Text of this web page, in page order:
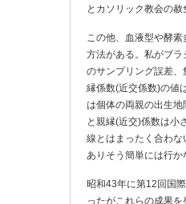
とカソリック教会の
この他、血液型や酵
方法がある。私がブ
のサンプリング誤差
縁係数(近交係数)の値
は個体の両親の出生
と親縁(近交)係数は小
線とはまったく合わ
ありそう簡単には行
昭和43年に第12回国
ったがこれらの成果